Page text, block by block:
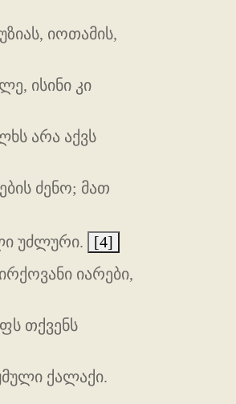
იოთამის,
ისინი კი
არა აქვს
ძენო; მათ
უძლური.
[4]
იარები,
თქვენს
ქალაქი.